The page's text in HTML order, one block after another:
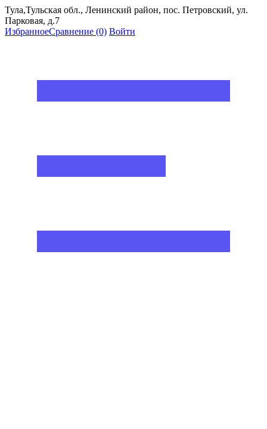
Тула,Тульская обл., Ленинский район, пос. Петровский, ул.
Парковая, д.7
ИзбранноеСравнение (0) Войти